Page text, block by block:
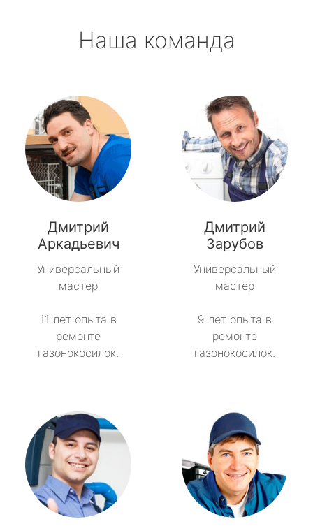
Наша команда
Дмитрий
Аркадьевич
Универсальный
мастер
11 лет опыта в
ремонте
газонокосилок.
Дмитрий
Зарубов
Универсальный
мастер
9 лет опыта в
ремонте
газонокосилок.